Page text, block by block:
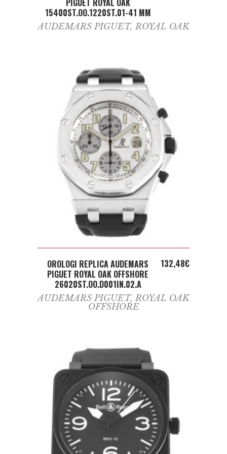
PIGUET ROYAL OAK
15400ST.OO.1220ST.01-41 MM
AUDEMARS PIGUET, ROYAL OAK
ADD TO CART
OROLOGI REPLICA AUDEMARS
PIGUET ROYAL OAK OFFSHORE
26020ST.OO.D001IN.02.A
132,48€
AUDEMARS PIGUET, ROYAL OAK
OFFSHORE